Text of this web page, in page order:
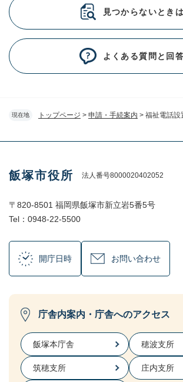
現在地 トップページ > 申請・手続案内 > 福祉電話設
見つからないときは
よくある質問と回答
飯塚市役所 法人番号8000020402052
〒820-8501 福岡県飯塚市新立岩5番5号
Tel：0948-22-5500
開庁日時 お問い合わせ
庁舎内案内・庁舎へのアクセス
飯塚本庁舎 穂波支所
筑穂支所 庄内支所